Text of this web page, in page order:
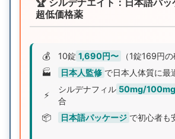
超低価格薬
💰 10錠 1,690円〜
（1錠169円の
🏭
日本人監修 で日本人体質に最
⚡
シルデナフィル 50mg/100mg
合
📦
日本語パッケージ で初心者も